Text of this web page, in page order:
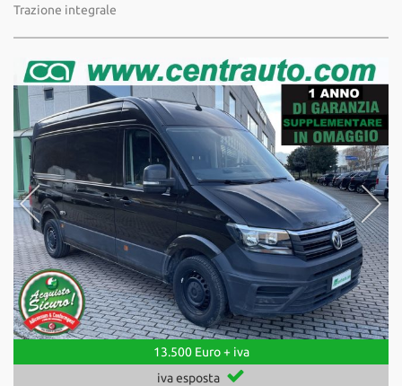
Trazione integrale
13.500 Euro + iva
iva esposta
Leggi
cookie
policy
Salva
le
impostazioni